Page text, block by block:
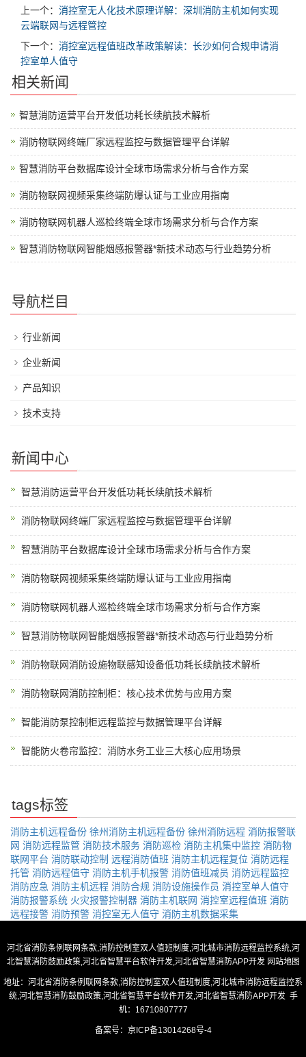
上一个： 消控室无人化技术原理详解：深圳消防主机如何实现
云端联网与远程管控
下一个： 消控室远程值班改革政策解读：长沙如何合规申请消
控室单人值守
相关新闻
智慧消防运营平台开发低功耗长续航技术解析
消防物联网终端厂家远程监控与数据管理平台详解
智慧消防平台数据库设计全球市场需求分析与合作方案
消防物联网视频采集终端防爆认证与工业应用指南
消防物联网机器人巡检终端全球市场需求分析与合作方案
智慧消防物联网智能烟感报警器*新技术动态与行业趋势分析
导航栏目
行业新闻
企业新闻
产品知识
技术支持
新闻中心
智慧消防运营平台开发低功耗长续航技术解析
消防物联网终端厂家远程监控与数据管理平台详解
智慧消防平台数据库设计全球市场需求分析与合作方案
消防物联网视频采集终端防爆认证与工业应用指南
消防物联网机器人巡检终端全球市场需求分析与合作方案
智慧消防物联网智能烟感报警器*新技术动态与行业趋势分析
消防物联网消防设施物联感知设备低功耗长续航技术解析
消防物联网消防控制柜：核心技术优势与应用方案
智能消防泵控制柜远程监控与数据管理平台详解
智能防火卷帘监控：消防水务工业三大核心应用场景
tags标签
消防主机远程备份 徐州消防主机远程备份 徐州消防远程 消防报警联
网 消防远程监管 消防技术服务 消防巡检 消防主机集中监控 消防物
联网平台 消防联动控制 远程消防值班 消防主机远程复位 消防远程
托管 消防远程值守 消防主机手机报警 消防值班减员 消防远程监控
消防应急 消防主机远程 消防合规 消防设施操作员 消控室单人值守
消防报警系统 火灾报警控制器 消防主机联网 消控室远程值班 消防
远程接警 消防预警 消控室无人值守 消防主机数据采集
河北省消防条例联网条款,消防控制室双人值班制度,河北城市消防远程监控系统,河
北智慧消防鼓励政策,河北省智慧平台软件开发,河北省智慧消防APP开发 网站地图
地址：河北省消防条例联网条款,消防控制室双人值班制度,河北城市消防远程监控系
统,河北智慧消防鼓励政策,河北省智慧平台软件开发,河北省智慧消防APP开发 手
机：16710807777
备案号： 京ICP备13014268号-4